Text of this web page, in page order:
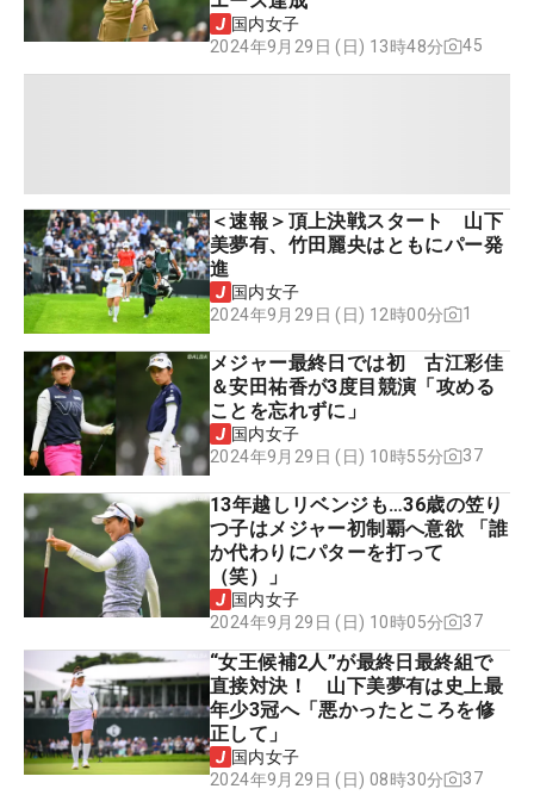
国内女子
2024年9月29日 (日) 13時48分
45
＜速報＞頂上決戦スタート 山下
美夢有、竹田麗央はともにパー発
進
国内女子
2024年9月29日 (日) 12時00分
1
メジャー最終日では初 古江彩佳
＆安田祐香が3度目競演「攻める
ことを忘れずに」
国内女子
2024年9月29日 (日) 10時55分
37
13年越しリベンジも…36歳の笠り
つ子はメジャー初制覇へ意欲 「誰
か代わりにパターを打って
（笑）」
国内女子
2024年9月29日 (日) 10時05分
37
“女王候補2人”が最終日最終組で
直接対決！ 山下美夢有は史上最
年少3冠へ「悪かったところを修
正して」
国内女子
2024年9月29日 (日) 08時30分
37